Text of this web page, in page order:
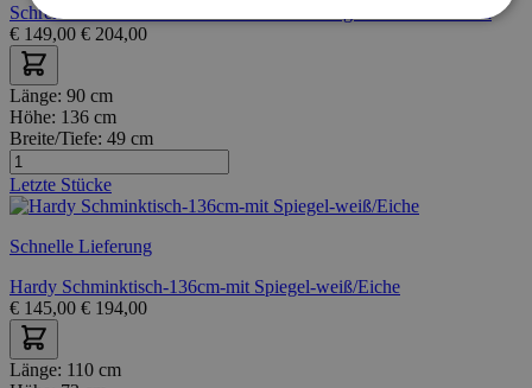
Schreibtisch Rue 110cm mit Schrank - weiß/grau oder weiß/rosa
€ 149,00 € 204,00
Länge: 90 cm
Höhe: 136 cm
Breite/Tiefe: 49 cm
Letzte Stücke
Schnelle Lieferung
Hardy Schminktisch-136cm-mit Spiegel-weiß/Eiche
€ 145,00 € 194,00
Länge: 110 cm